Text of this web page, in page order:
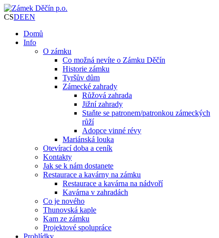
CSDEEN
Domů
Info
O zámku
Co možná nevíte o Zámku Děčín
Historie zámku
Tyršův dům
Zámecké zahrady
Růžová zahrada
Jižní zahrady
Staňte se patronem/patronkou zámeckých
růží
Adopce vinné révy
Mariánská louka
Otevírací doba a ceník
Kontakty
Jak se k nám dostanete
Restaurace a kavárny na zámku
Restaurace a kavárna na nádvoří
Kavárna v zahradách
Co je nového
Thunovská kaple
Kam ze zámku
Projektové spolupráce
Prohlídky